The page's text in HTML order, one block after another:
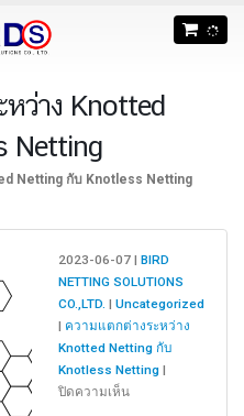
หว่าง Knotted
Netting
Netting กับ Knotless Netting
2023-06-07 | BIRD
NETTING SOLUTIONS
CO.,LTD. | Uncategorized
| ความแตกต่างระหว่าง
Knotted Netting กับ
Knotless Netting |
ปิดความเห็นบน